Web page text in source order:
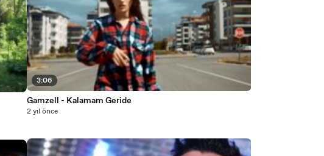
3:06
Gamzell - Kalamam Geride
2 yıl önce